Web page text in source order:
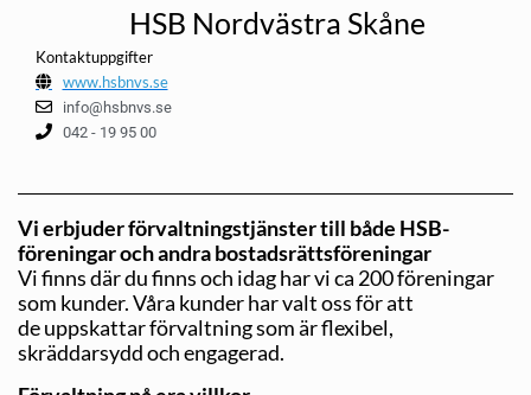
HSB Nordvästra Skåne
Kontaktuppgifter
www.hsbnvs.se
info@hsbnvs.se
042 - 19 95 00
Vi erbjuder förvaltningstjänster till både HSB-
föreningar och andra bostadsrättsföreningar
Vi finns där du finns och idag har vi ca 200 föreningar
som kunder. Våra kunder har valt oss för att
de uppskattar förvaltning som är flexibel,
skräddarsydd och engagerad.